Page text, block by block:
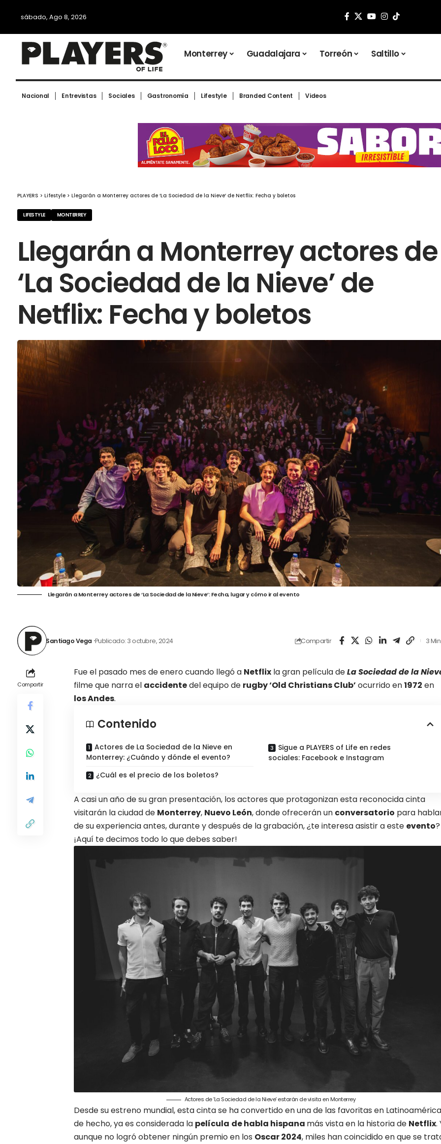
sábado, Ago 8, 2026
Monterrey Guadalajara Torreón Saltillo
Nacional Entrevistas Sociales Gastronomía Lifestyle Branded Content Videos
PLAYERS > Lifestyle > Llegarán a Monterrey actores de ‘La Sociedad de la Nieve’ de Netflix: Fecha y boletos
LIFESTYLE MONTERREY
Llegarán a Monterrey actores de
‘La Sociedad de la Nieve’ de
Netflix: Fecha y boletos
Llegarán a Monterrey actores de ‘La Sociedad de la Nieve’: Fecha, lugar y cómo ir al evento
Santiago Vega Publicado: 3 octubre, 2024 Compartir 3
Compartir
Fue el pasado mes de enero cuando llegó a Netflix la gran película deLa Sociedad de la
filme que narra el accidentedel equipo de rugby ‘Old Christians Club’ocurrido en1972 en
los Andes.
Contenido
Actores de La Sociedad de la Nieve en
Monterrey: ¿Cuándo y dónde el evento?
¿Cuál es el precio de los boletos?
Sigue a PLAYERS of Life en redes
sociales: Facebook e Instagram
A casi un año de su gran presentación, los actores que protagonizan esta reconocida cinta
visitarán laciudadde Monterrey, Nuevo León, donde ofrecerán un conversatorio para
de su experiencia antes, durante y después de la grabación, ¿te interesa asistir a este evento?
¡Aquí te decimos todo lo que debes saber!
Actores de ‘La Sociedad de la Nieve’ estarán de visita en Monterrey
Desde su estreno mundial, esta cinta se ha convertido en una de las favoritas en
de hecho, ya es considerada la película de habla hispana más vista en la historia de Netflix.
aunque no logró obtener ningún premio en los Oscar 2024, miles han coincidido en que se